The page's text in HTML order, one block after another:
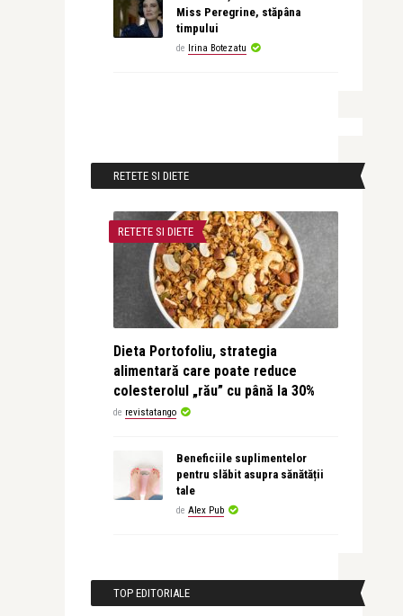
Miss Peregrine, stăpâna
timpului
de Irina Botezatu
RETETE SI DIETE
RETETE SI DIETE
Dieta Portofoliu, strategia
alimentară care poate reduce
colesterolul „rău” cu până la 30%
de revistatango
Beneficiile suplimentelor
pentru slăbit asupra sănătății
tale
de Alex Pub
TOP EDITORIALE